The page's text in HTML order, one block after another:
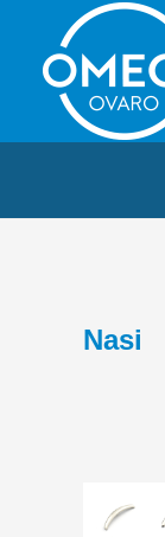
Nasi